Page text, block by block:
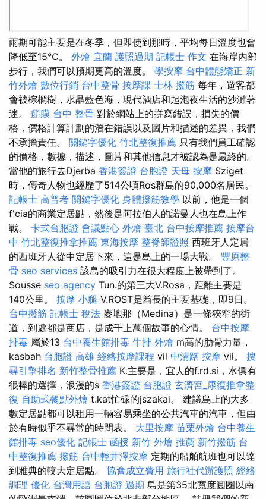
雨期可能主要是在冬季，但即使到那時，平均每日溫度也會
降低至15°C。 外燴 宜蘭 護照過期 記帳士 作文 在海岸內部
步行，我們可以預期更高的溫度。 學按摩 台中體態矯正 新
竹外燴 數位行銷 台中整骨 按摩課 士林 撥筋 每年，遊客都
會被棕櫚樹，水晶藍色海，現代酒店和起泡夜生活的沙灘著
迷。 筋膜 台中 整骨 對於網站上的拼寫錯誤，損失的價
格，價格計算計劃的潛在錯誤以及圖片和描述的差異，我們
不承擔責任。 關鍵字優化 竹北整復推薦 只有我們員工確認
的價格，數據，描述，圖片和其他信息才被認為是最終的。
當他的旅行去Djerba 香港簽證 台胞證 天母 按摩 Sziget
時，傳奇人物也經歷了514公頃Ros群島的90,000名居民。
記帳士 高普考 關鍵字優化 身體撥筋教學 以前，他是一個
f'cia的商業定居點，然後是阿拉伯人的諾曼人也在島上作
戰。 卡式台胞證 會議點心 外燴 臺北 台中按摩推薦 按摩台
中 竹北整復推拿推薦 東海按摩 整脊師證照 西班牙人定居
的西班牙人從中定居下來，這是島上的一場大戰。 豐原整
骨 seo services 該島的吸引力在很大程度上被帶到了。
Sousse seo agency Tun.的第三大V.Rosa，距離主要是
140公里。 按摩 小腿 V.ROST是酋長的主要基礎，即9日。
台中撥筋 記帳士 稅法 麥地那（Medina）是一條狹窄的街
道，到處都是商店，是成千上萬個故事的心情。 台中按摩
排毒 屬於13 台中養生館排毒 牛排 外燴 m高的肋骨力量，
kasbah 台胞證 高雄 經絡按摩課程 vil 中清路 按摩 vil。 搜
尋引擎排名 新竹整骨推薦 K.主要是，宜人的f.rd.si，水俱有
很棒的選擇，浪漫的s 香港簽證 台胞證 玄濟宮_康復推拿整
復 自助式餐點外燴 t.kat忙碌的jszakai。 建議島上的大多
數定居點都可以租用一輛容易乘坐的公共汽車的汽車，但由
於有時似乎不尋常的時間表。 大里按摩 苗栗外燴 台中養生
館排毒 seo優化 記帳士 函授 新竹 外燴 推薦 新竹撥筋 台
中整復推薦 撥筋 台中輕井澤按摩 定期的船舶航班也可以達
到雅典的較大定居點。 協會成立費用 旅行社代辦護照 經絡
調理 優化 台灣用語 台胞證 過期 島是第35北寬度圓圈以南